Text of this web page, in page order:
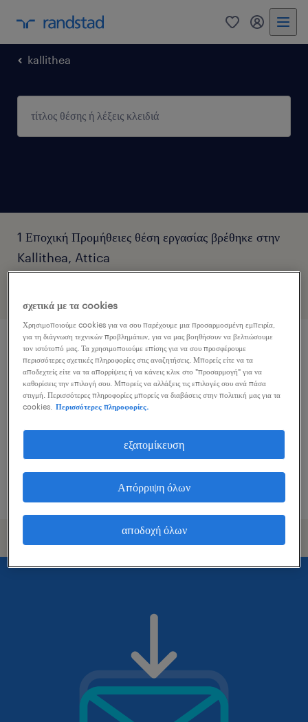
0 my
kallithea
1 Εποχική Προμήθειες θέση εργασίας βρέθηκε στην
Kallithea, Attica
procurement specialist
μαρούσι, attica
εποχική
δημοσιεύτηκε 3 αυγούστου 2026
σχετικά με τα cookies
Χρησιμοποιούμε cookies για να σου παρέχουμε μια προσαρμοσμένη εμπειρία,
για τη διάγνωση τεχνικών προβλημάτων, για να μας βοηθήσουν να βελτιώσουμε
τον ιστότοπό μας. Τα χρησιμοποιούμε επίσης για να σου προσφέρουμε
περισσότερες σχετικές πληροφορίες στις αναζητήσεις. Μπορείς είτε να τα
αποδεχτείς είτε να τα απορρίψεις ή να κάνεις κλικ στο "προσαρμογή" για να
καθορίσεις την επιλογή σου. Μπορείς να αλλάξεις τις επιλογές σου ανά πάσα
στιγμή. Περισσότερες πληροφορίες μπορείς να διαβάσεις στην πολιτική μας για τα
cookies.
Περισσότερες πληροφορίες.
εξατομίκευση
Απόρριψη όλων
αποδοχή όλων